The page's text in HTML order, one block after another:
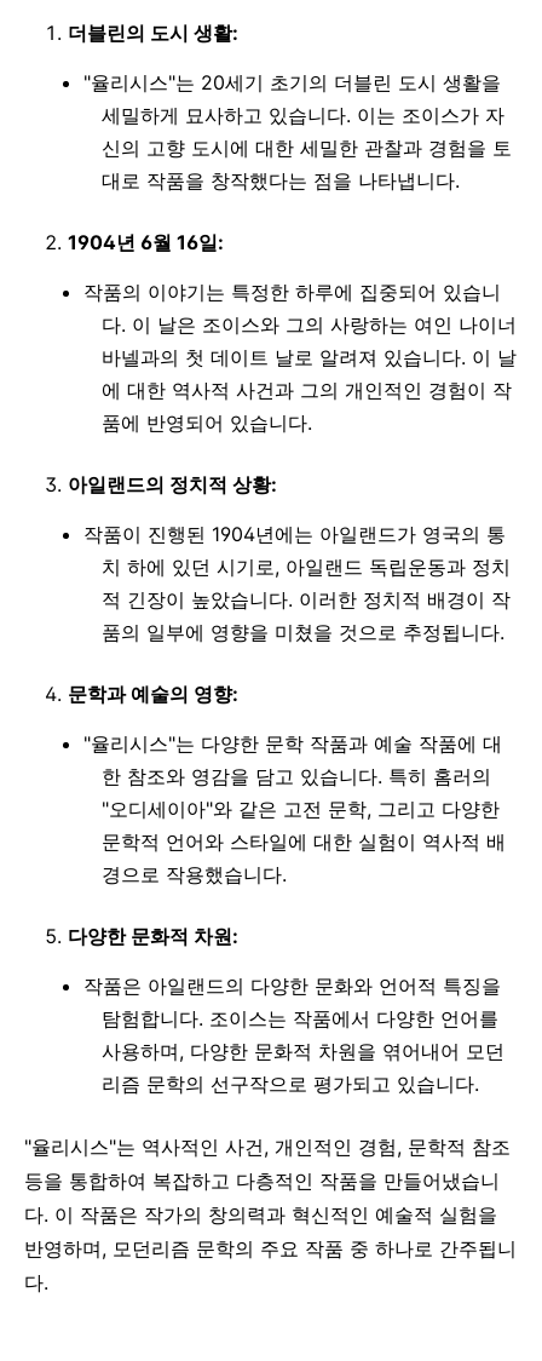
더블린의 도시 생활:
"율리시스"는 20세기 초기의 더블린 도시 생활을
세밀하게 묘사하고 있습니다. 이는 조이스가 자
신의 고향 도시에 대한 세밀한 관찰과 경험을 토
대로 작품을 창작했다는 점을 나타냅니다.
1904년 6월 16일:
작품의 이야기는 특정한 하루에 집중되어 있습니
다. 이 날은 조이스와 그의 사랑하는 여인 나이너
바넬과의 첫 데이트 날로 알려져 있습니다. 이 날
에 대한 역사적 사건과 그의 개인적인 경험이 작
품에 반영되어 있습니다.
아일랜드의 정치적 상황:
작품이 진행된 1904년에는 아일랜드가 영국의 통
치 하에 있던 시기로, 아일랜드 독립운동과 정치
적 긴장이 높았습니다. 이러한 정치적 배경이 작
품의 일부에 영향을 미쳤을 것으로 추정됩니다.
문학과 예술의 영향:
"율리시스"는 다양한 문학 작품과 예술 작품에 대
한 참조와 영감을 담고 있습니다. 특히 홈러의
"오디세이아"와 같은 고전 문학, 그리고 다양한
문학적 언어와 스타일에 대한 실험이 역사적 배
경으로 작용했습니다.
다양한 문화적 차원:
작품은 아일랜드의 다양한 문화와 언어적 특징을
탐험합니다. 조이스는 작품에서 다양한 언어를
사용하며, 다양한 문화적 차원을 엮어내어 모던
리즘 문학의 선구작으로 평가되고 있습니다.
"율리시스"는 역사적인 사건, 개인적인 경험, 문학적 참조
등을 통합하여 복잡하고 다층적인 작품을 만들어냈습니
다. 이 작품은 작가의 창의력과 혁신적인 예술적 실험을
반영하며, 모던리즘 문학의 주요 작품 중 하나로 간주됩니
다.